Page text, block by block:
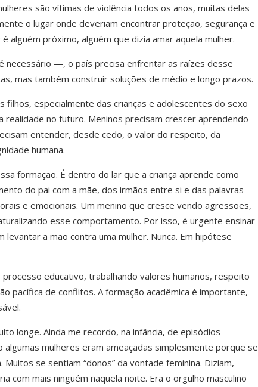
são vítimas de violência todos os anos, muitas delas
o lugar onde deveriam encontrar proteção, segurança e
alguém próximo, alguém que dizia amar aquela mulher.
—, o país precisa enfrentar as raízes desse
mas também construir soluções de médio e longo prazos.
filhos, especialmente das crianças e adolescentes do sexo
realidade no futuro. Meninos precisam crescer aprendendo
entender, desde cedo, o valor do respeito, da
humana.
formação. É dentro do lar que a criança aprende como
do pai com a mãe, dos irmãos entre si e das palavras
e emocionais. Um menino que cresce vendo agressões,
esse comportamento. Por isso, é urgente ensinar
a mão contra uma mulher. Nunca. Em hipótese
educativo, trabalhando valores humanos, respeito
pacífica de conflitos. A formação acadêmica é importante,
longe. Ainda me recordo, na infância, de episódios
mulheres eram ameaçadas simplesmente porque se
se sentiam “donos” da vontade feminina. Diziam,
com mais ninguém naquela noite. Era o orgulho masculino